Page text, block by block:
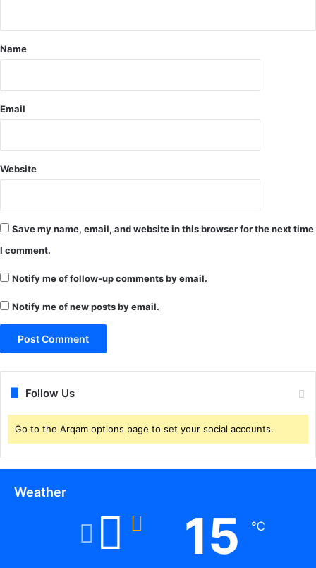
टे
स्ट
से
गी
प
ह
न
Name
Email
Website
Save my name, email, and website in this browser for the next time
I comment.
Notify me of follow-up comments by email.
Notify me of new posts by email.
Follow Us
Go to the Arqam options page to set your social accounts.
Weather
15 ℃